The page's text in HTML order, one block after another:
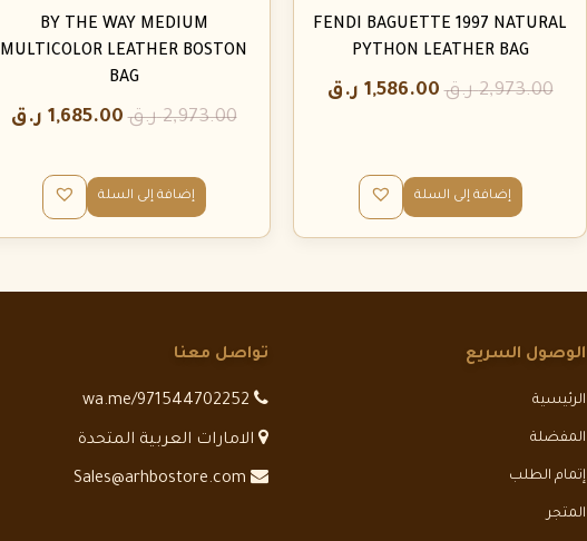
FENDI BAGUETTE 1997 NATURAL
PYTHON LEATHER BAG
2,973.00 ر.ق 1,586.00 ر.ق
إضافة إلى السلة
BY THE WAY MEDIUM
MULTICOLOR LEATHER BOSTON
BAG
2,973.00 ر.ق 1,685.00 ر.ق
إضافة إلى السلة
الوصول السريع
الرئيسية
المفضلة
إتمام الطلب
المتجر
تواصل معنا
الامارات العربية المتحدة